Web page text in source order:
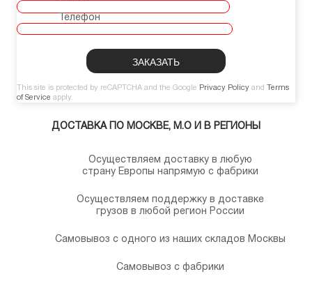
Телефон
This site is protected by reCAPTCHA and the Google Privacy Policy and
Terms
of Service apply.
ДОСТАВКА ПО МОСКВЕ, М.О И В РЕГИОНЫ
Осуществляем доставку в любую
страну Европы напрямую с фабрики
Осуществляем поддержку в доставке
грузов в любой регион России
Самовывоз с одного из наших складов Москвы
Самовывоз с фабрики